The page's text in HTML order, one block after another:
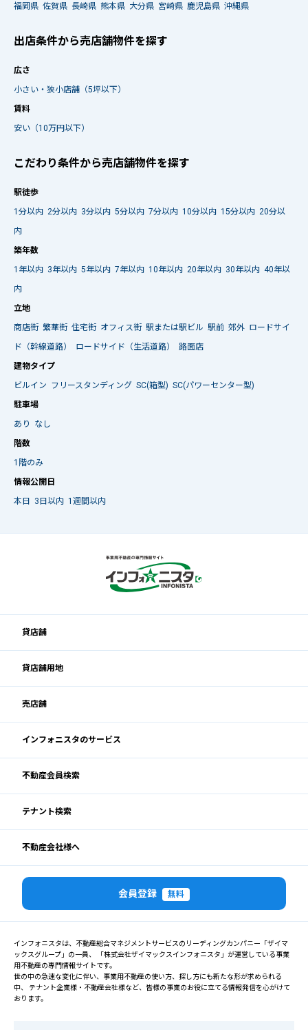
福岡県 佐賀県 長崎県 熊本県 大分県 宮崎県 鹿児島県 沖縄県
出店条件から売店舗物件を探す
広さ
小さい・狭小店舗（5坪以下）
賃料
安い（10万円以下）
こだわり条件から売店舗物件を探す
駅徒歩
1分以内 2分以内 3分以内 5分以内 7分以内 10分以内 15分以内 20分以
内
築年数
1年以内 3年以内 5年以内 7年以内 10年以内 20年以内 30年以内 40年以
内
立地
商店街 繁華街 住宅街 オフィス街 駅または駅ビル 駅前 郊外 ロードサイ
ド（幹線道路）
ロードサイド（生活道路）
路面店
建物タイプ
ビルイン フリースタンディング SC(箱型) SC(パワーセンター型)
駐車場
あり
なし
階数
1階のみ
情報公開日
本日
3日以内 1週間以内
貸店舗
貸店舗用地
売店舗
インフォニスタのサービス
不動産会員検索
テナント検索
不動産会社様へ
会員登録 無料
インフォニスタは、不動産総合マネジメントサービスのリーディングカンパニー「ザイマ
ックスグループ」の一員、 「株式会社ザイマックスインフォニスタ」が運営している事業
用不動産の専門情報サイトです。
世の中の急速な変化に伴い、事業用不動産の使い方、探し方にも新たな形が求められる
中、 テナント企業様・不動産会社様など、皆様の事業のお役に立てる情報発信を心がけて
おります。